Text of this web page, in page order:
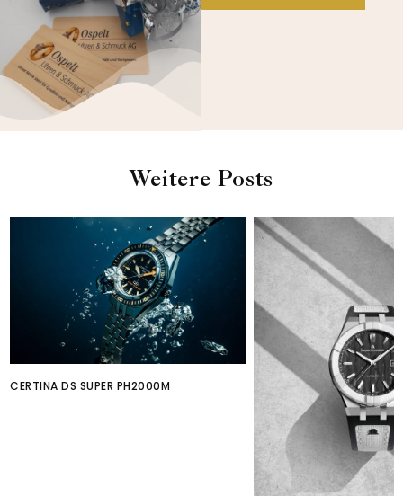
Weitere Posts
CERTINA DS SUPER PH2000M